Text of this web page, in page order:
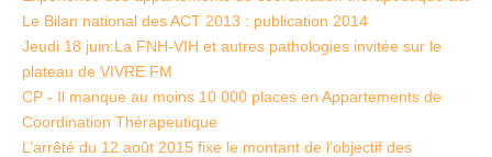
Le Bilan national des ACT 2013 : publication 2014
Jeudi 18 juin:La FNH-VIH et autres pathologies invitée sur le
plateau de VIVRE FM
CP - Il manque au moins 10 000 places en Appartements de
Coordination Thérapeutique
L’arrêté du 12 août 2015 fixe le montant de l’objectif des